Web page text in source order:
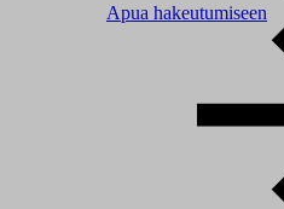
Apua hakeutumiseen